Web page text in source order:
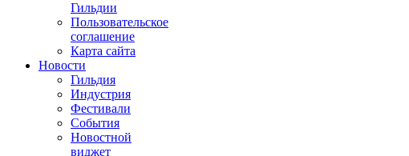
Гильдии
Пользовательское
соглашение
Карта сайта
Новости
Гильдия
Индустрия
Фестивали
События
Новостной
виджет